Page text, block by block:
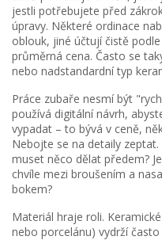
jestli potřebujete před
úpravy. Některé ordinace
oblouk, jiné účtují čistě
průměrná cena. Často se
nebo nadstandardní typ
Práce zubaře nesmí být
používá digitální návrh,
vypadat – to bývá v ceně,
Nebojte se na detaily zeptat.
muset něco dělat předem?
chvíle mezi broušením a
bokem?
Materiál hraje roli.
nebo porcelánu) vydrží